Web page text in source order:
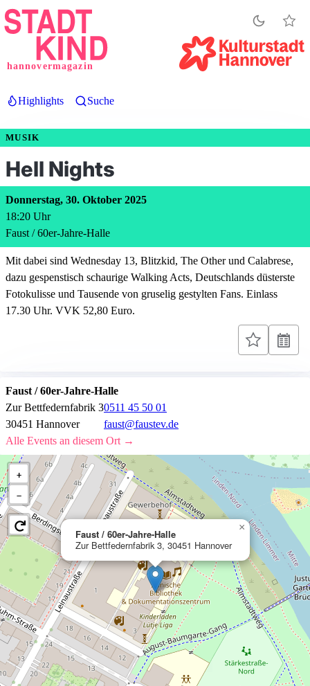
Direkt
zum
hannovermagazin
Highlights Suche
MUSIK
Hell Nights
Donnerstag, 30. Oktober 2025
18:20 Uhr
Faust / 60er-Jahre-Halle
Mit dabei sind Wednesday 13, Blitzkid, The Other und Calabrese,
dazu gespenstisch schaurige Walking Acts, Deutschlands düsterste
Fotokulisse und Tausende von gruselig gestylten Fans. Einlass
17.30 Uhr. VVK 52,80 Euro.
Faust / 60er-Jahre-Halle
Zur Bettfedernfabrik 3
30451 Hannover
0511 45 50 01
faust@faustev.de
Alle Events an diesem Ort →
Faust / 60er-Jahre-Halle
Zur Bettfedernfabrik 3, 30451 Hannover
×
+
−